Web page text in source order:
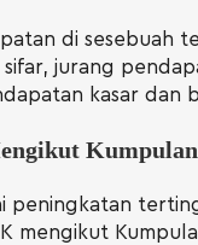
di sesebuah
jurang
kasar dan
Kumpulan
peningkatan
mengikut